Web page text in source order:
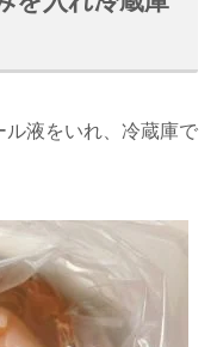
ル液をいれ、冷蔵庫で